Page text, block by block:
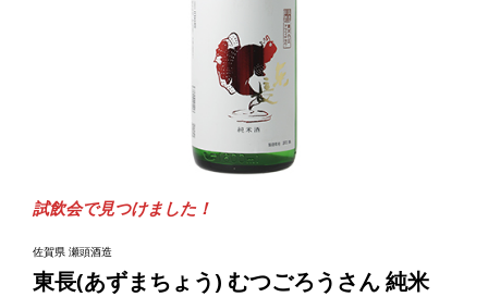
試飲会で見つけました！
佐賀県 瀬頭酒造
東長(あずまちょう) むつごろうさん 純米